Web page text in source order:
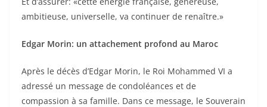
ambitieuse, universelle, va continuer de renaître.»
Edgar Morin: un attachement profond au Maroc
Après le décès d’Edgar Morin, le Roi Mohammed VI a
adressé un message de condoléances et de
compassion à sa famille. Dans ce message, le Souverain